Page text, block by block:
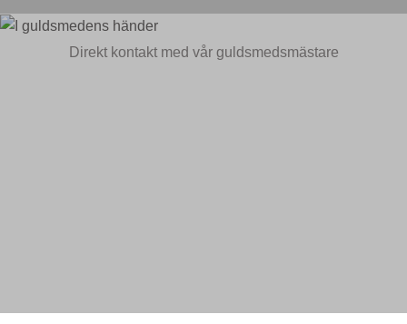
Direkt kontakt med vår guldsmedsmästare